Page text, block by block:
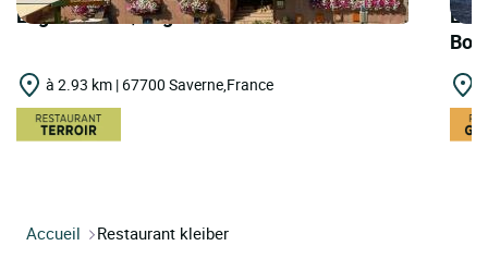
Logis Hôtels | Logis Hôtel Chez Jean
à 2.93 km | 67700 Saverne,France
Accueil Restaurant kleiber